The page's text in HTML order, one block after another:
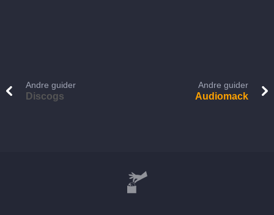
Andre guider
Discogs
Andre guider
Audiomack